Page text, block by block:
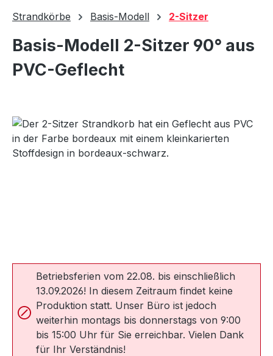
Strandkörbe Basis-Modell 2-Sitzer
Basis-Modell 2-Sitzer 90° aus
PVC-Geflecht
Bildergalerie überspringen
Betriebsferien vom 22.08. bis einschließlich
13.09.2026! In diesem Zeitraum findet keine
Produktion statt. Unser Büro ist jedoch
weiterhin montags bis donnerstags von 9:00
bis 15:00 Uhr für Sie erreichbar. Vielen Dank
für Ihr Verständnis!